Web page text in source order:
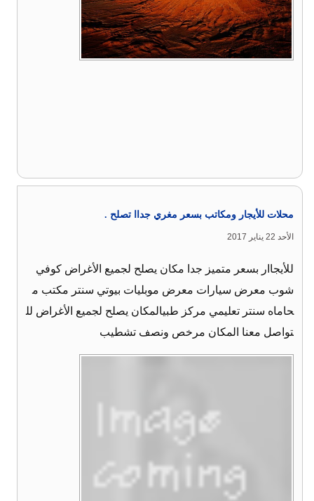
محلات للأيجار ومكاتب بسعر مغري جداا تصلح .
الأحد 22 يناير 2017
للأيجاار بسعر متميز جدا مكان يصلح لجميع الأغراض كوفي
شوب معرض سيارات معرض موبليات بيوتي سنتر مكتب م
حاماه سنتر تعليمي مركز طبيالمكان يصلح لجميع الأغراض لل
تواصل معنا المكان مرخص ونصف تشطيب